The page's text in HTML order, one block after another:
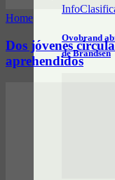
Ovobrand
de Brandsen
Home
Dos jóvenes
aprehendidos